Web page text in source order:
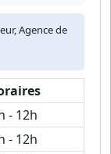
Agence de
- 12h
- 12h